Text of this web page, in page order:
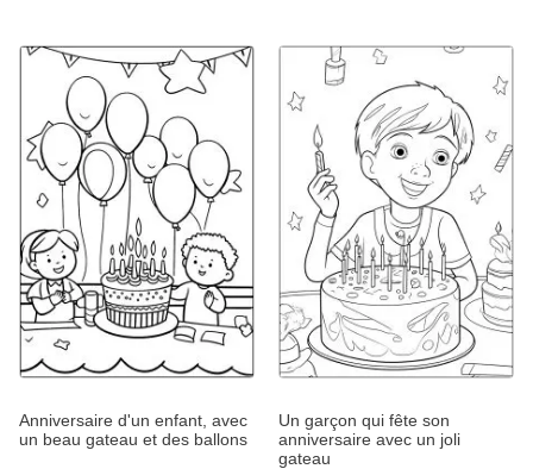
Anniversaire d'un enfant, avec
un beau gateau et des ballons
Un garçon qui fête son
anniversaire avec un joli
gateau